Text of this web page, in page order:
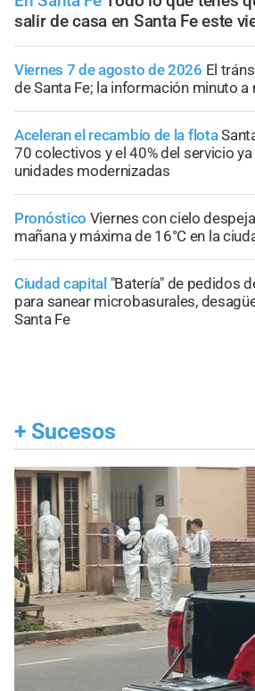
salir de casa en Santa Fe este
Viernes 7 de agosto de 2026 El
de Santa Fe; la información minuto a
Aceleran el recambio de la flota
70 colectivos y el 40% del servicio
unidades modernizadas
Pronóstico Viernes con cielo
mañana y máxima de 16°C en la
Ciudad capital "Batería" de pedidos
para sanear microbasurales,
Santa Fe
+ Sucesos